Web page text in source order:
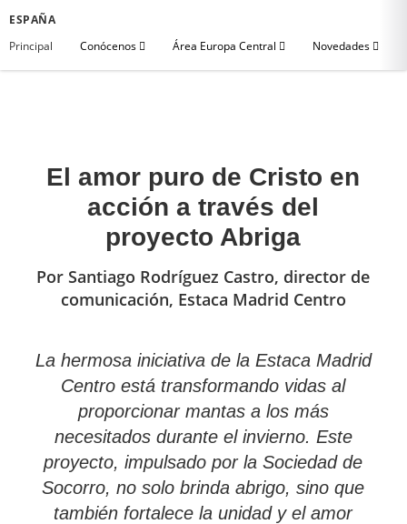
ESPAÑA
Principal
Conócenos Área Europa Central Novedades
El amor puro de Cristo en
acción a través del
proyecto Abriga
Por Santiago Rodríguez Castro, director de
comunicación, Estaca Madrid Centro
La hermosa iniciativa de la Estaca Madrid
Centro está transformando vidas al
proporcionar mantas a los más
necesitados durante el invierno. Este
proyecto, impulsado por la Sociedad de
Socorro, no solo brinda abrigo, sino que
también fortalece la unidad y el amor